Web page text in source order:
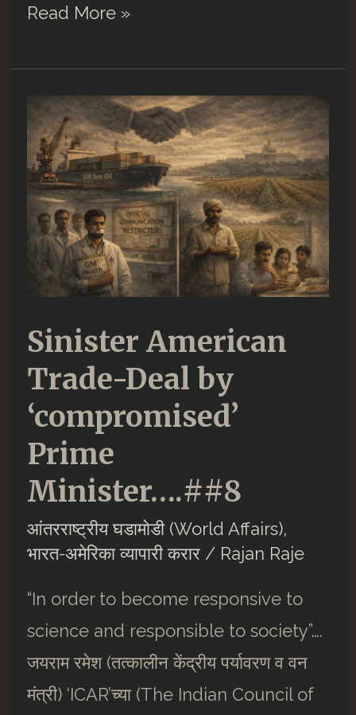
Sinister
Trade-
Deal
by
‘compromised’
Prime
Minister….##9
Read More »
Sinister American
Trade-Deal by
‘compromised’
Prime
Minister….##8
आंतरराष्ट्रीय घडामोडी (World Affairs),
भारत-अमेरिका व्यापारी करार/ Rajan Raje
“In order to become responsive to
science and responsible to society”….
जयराम रमेश (तत्कालीन केंद्रीय पर्यावरण व वन
मंत्री) ‘ICAR’च्या (The Indian Council of